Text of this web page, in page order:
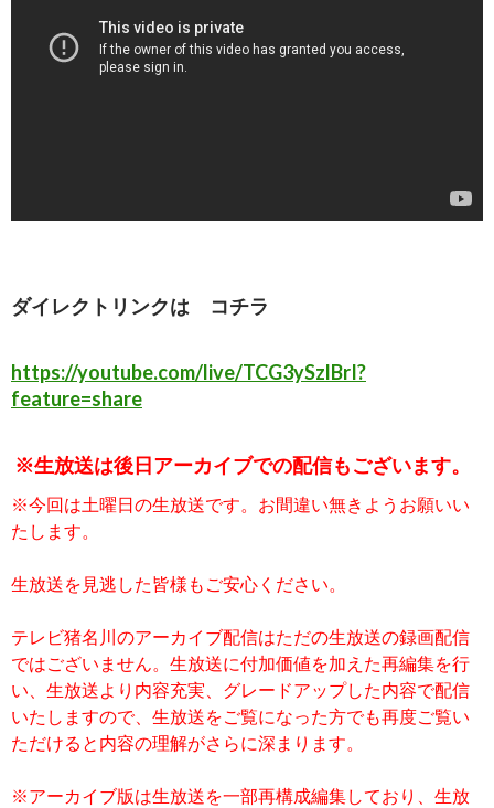
ダイレクトリンクは コチラ
https://youtube.com/live/TCG3ySzlBrI?
feature=share
※生放送は後日アーカイブでの配信もございます。
※今回は土曜日の生放送です。お間違い無きようお願いい
たします。
生放送を見逃した皆様もご安心ください。
テレビ猪名川のアーカイブ配信はただの生放送の録画配信
ではございません。生放送に付加価値を加えた再編集を行
い、生放送より内容充実、グレードアップした内容で配信
いたしますので、生放送をご覧になった方でも再度ご覧い
ただけると内容の理解がさらに深まります。
※アーカイブ版は生放送を一部再構成編集しており、生放